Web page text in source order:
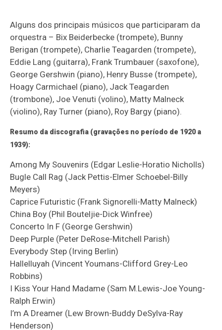
Alguns dos principais músicos que participaram da
orquestra – Bix Beiderbecke (trompete), Bunny
Berigan (trompete), Charlie Teagarden (trompete),
Eddie Lang (guitarra), Frank Trumbauer (saxofone),
George Gershwin (piano), Henry Busse (trompete),
Hoagy Carmichael (piano), Jack Teagarden
(trombone), Joe Venuti (volino), Matty Malneck
(violino), Ray Turner (piano), Roy Bargy (piano).
Resumo da discografia (gravações no período de 1920 a
1939):
Among My Souvenirs (Edgar Leslie-Horatio Nicholls)
Bugle Call Rag (Jack Pettis-Elmer Schoebel-Billy
Meyers)
Caprice Futuristic (Frank Signorelli-Matty Malneck)
China Boy (Phil Bouteljie-Dick Winfree)
Concerto In F (George Gershwin)
Deep Purple (Peter DeRose-Mitchell Parish)
Everybody Step (Irving Berlin)
Hallelluyah (Vincent Youmans-Clifford Grey-Leo
Robbins)
I Kiss Your Hand Madame (Sam M.Lewis-Joe Young-
Ralph Erwin)
I’m A Dreamer (Lew Brown-Buddy DeSylva-Ray
Henderson)